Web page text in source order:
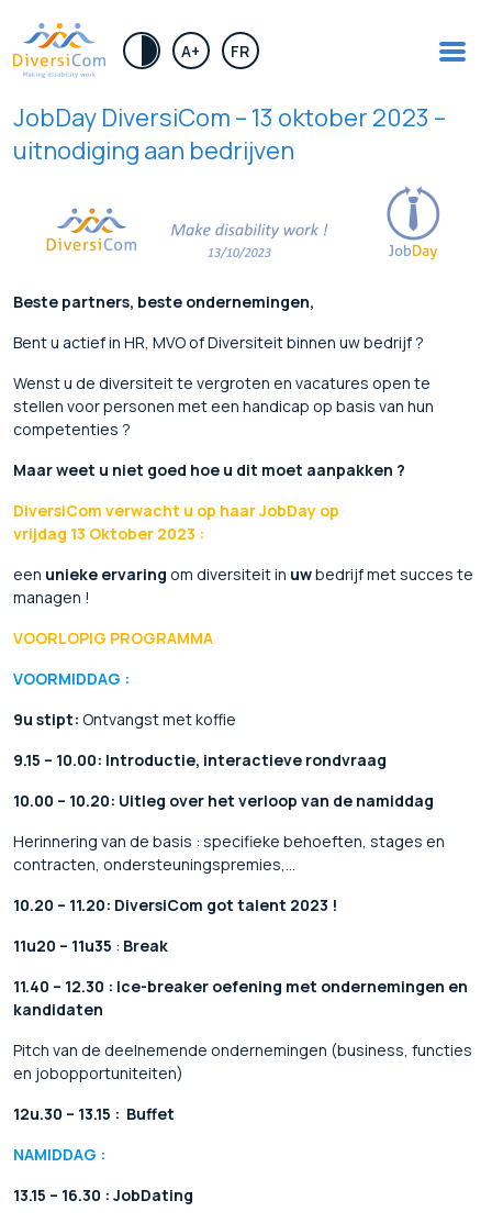
A+ FR
JobDay DiversiCom – 13 oktober 2023 –
uitnodiging aan bedrijven
Beste partners, beste ondernemingen,
Bent u actief in HR, MVO of Diversiteit binnen uw bedrijf ?
Wenst u de diversiteit te vergroten en vacatures open te
stellen voor personen met een handicap op basis van hun
competenties ?
Maar weet u niet goed hoe u dit moet aanpakken ?
DiversiCom verwacht u op haarJobDay op
vrijdag 13 Oktober 2023 :
een unieke ervaring om diversiteit in uwbedrijf met succes te
managen !
VOORLOPIG PROGRAMMA
VOORMIDDAG :
9u stipt: Ontvangst met koffie
9.15 – 10.00: Introductie, interactieve rondvraag
10.00 – 10.20: Uitleg over het verloop van de namiddag
Herinnering van de basis : specifieke behoeften, stages en
contracten, ondersteuningspremies,…
10.20 – 11.20: DiversiCom got talent 2023 !
11u20 – 11u35 : Break
11.40 – 12.30 : Ice-breaker oefening met ondernemingen en
kandidaten
Pitch van de deelnemende ondernemingen (business, functies
en jobopportuniteiten)
12u.30 – 13.15 : Buffet
NAMIDDAG :
13.15 – 16.30 : JobDating